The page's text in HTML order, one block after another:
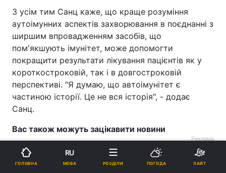
З усім тим Санц каже, що краще розуміння
аутоімунних аспектів захворювання в поєднанні з
ширшим впровадженням засобів, що
пом'якшують імунітет, може допомогти
покращити результати лікування пацієнтів як у
короткостроковій, так і в довгостроковій
перспективі. "Я думаю, що автоімунітет є
частиною історії. Це не вся історія", - додає
Санц.
Вас також можуть зацікавити новини
Реклама
ГОЛОВНА
RU
МОВА РОЗДІЛИ ПОГОДА ЛАЙТ